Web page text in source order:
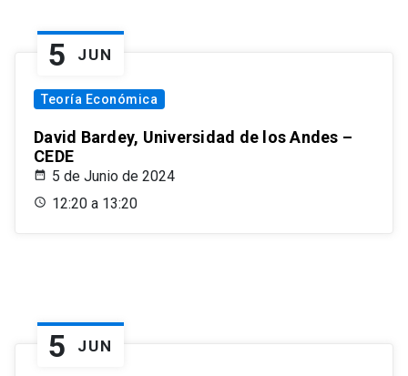
5 JUN
Teoría Económica
David Bardey, Universidad de los Andes –
CEDE
5 de Junio de 2024
12:20 a 13:20
5 JUN